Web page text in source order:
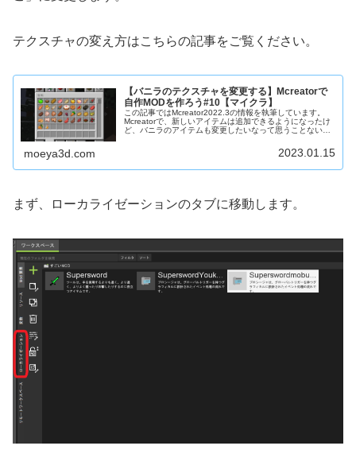
テクスチャの変え方はこちらの記事をご覧ください。
【バニラのテクスチャを変更する】Mcreatorで
自作MODを作ろう#10【マイクラ】
この記事ではMcreator2022.3の情報を執筆しています。
Mcreatorで、新しいアイテムは追加できるようになったけ
ど、バニラのアイテムも変更したいなって思うことないで
moeya3d.com 2023.01.15
まず、ローカライゼーションのタブに移動します。